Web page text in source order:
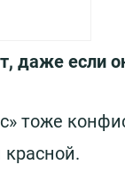
даже если
тоже